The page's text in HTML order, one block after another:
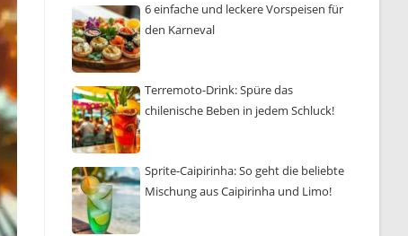
6 einfache und leckere Vorspeisen für
den Karneval
Terremoto-Drink: Spüre das
chilenische Beben in jedem Schluck!
Sprite-Caipirinha: So geht die beliebte
Mischung aus Caipirinha und Limo!